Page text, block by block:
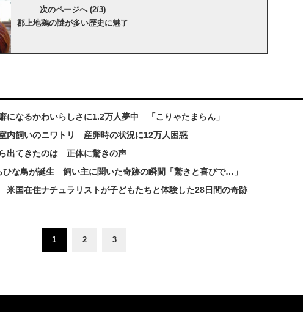
次のページへ (2/3)
郡上地鶏の謎が多い歴史に魅了
なるかわいらしさに1.2万人夢中 「こりゃたまらん」
内飼いのニワトリ 産卵時の状況に12万人困惑
出てきたのは 正体に驚きの声
な鳥が誕生 飼い主に聞いた奇跡の瞬間「驚きと喜びで…」
国在住ナチュラリストが子どもたちと体験した28日間の奇跡
1 2 3